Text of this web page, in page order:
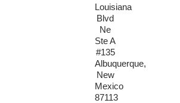
Louisiana
Blvd
Ne
Ste A
#135
Albuquerque,
New
Mexico
87113